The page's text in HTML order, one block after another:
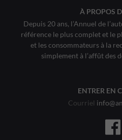
À PROPOS
Depuis 20 ans, l’Annuel de
référence le plus complet et le
et les consommateurs à la
simplement à l’affût des
ENTRER EN
Courriel